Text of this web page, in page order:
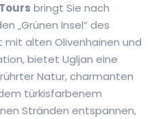
bringt Sie nach
„Grünen Insel“ des
mit alten Olivenhainen und
bietet Ugljan eine
Natur, charmanten
türkisfarbenem
Stränden entspannen,